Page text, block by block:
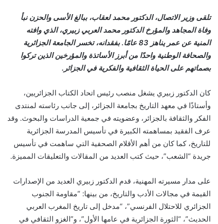
تلقى وزير الاتصال، الدكتور محمد لعقاب، ببالغ الأسى والحزن نبأ
وفاة المجاهد والمؤرخ الدكتور محمد العربي زبيري، الذي وافته
المنية عن عمر يناهز 83 عامًا. بفقدانه، تخسر الجامعة الجزائرية
والصحافة الوطنية واحدًا من أبرز الأساتذة والمؤرخين الذين تركوا
بصماتهم على الحياة الثقافية والفكرية في الجزائر.
كان الدكتور زبيري يشغل منصب رئيس اتحاد الكتاب الجزائريين،
وأستاذًا في معهد التاريخ بجامعة الجزائر، إلى جانب رئاسته لمنتدى
الفكر والثقافة بالجزائر، وعضويته في جمعية الدراسات والبحوث. وقد
عرف الفقيد بمساهمته الكبيرة في تأسيس المدرسة الجزائرية
للتاريخ، كما كان من أهم الأقلام الصحفية التي ساهمت في تأسيس
جريدة “الشعب”، حيث كتب العديد من المقالات والتعليقات المميزة.
على مدار مسيرته المهنية، قدم الدكتور زبيري العديد من الإصدارات
القيمة في مجالات الأدب والتاريخ، من بينها: “مقاومة الجنوب
الجزائري للاحتلال الفرنسي”، “مدخل إلى تاريخ المغرب العربي
الحديث”، “الثورة الجزائرية في عامها الأول”، و”الغزو الثقافي في